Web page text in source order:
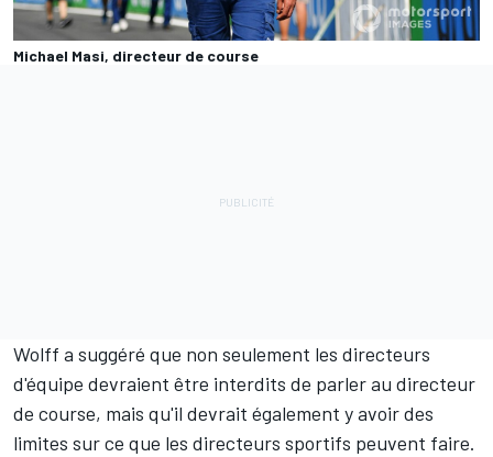
Michael Masi, directeur de course
Wolff a suggéré que non seulement les directeurs
d'équipe devraient être interdits de parler au directeur
de course, mais qu'il devrait également y avoir des
limites sur ce que les directeurs sportifs peuvent faire.